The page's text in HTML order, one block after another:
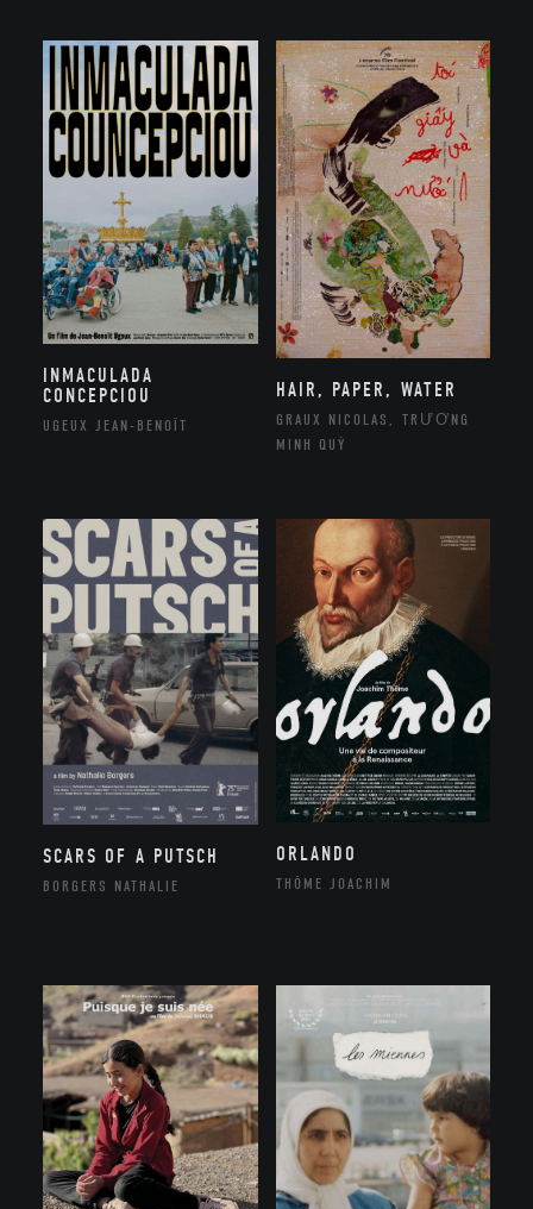
INMACULADA
CONCEPCIOU
UGEUX JEAN-BENOÎT
HAIR, PAPER, WATER
GRAUX NICOLAS, TRƯƠNG
MINH QUÝ
SCARS OF A PUTSCH
BORGERS NATHALIE
ORLANDO
THÔME JOACHIM